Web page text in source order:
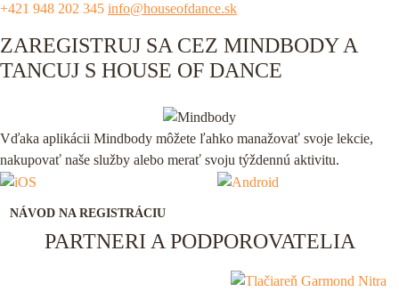
+421 948 202 345 info@houseofdance.sk
ZAREGISTRUJ SA CEZ MINDBODY A
TANCUJ S HOUSE OF DANCE
Vďaka aplikácii Mindbody môžete ľahko manažovať svoje lekcie,
nakupovať naše služby alebo merať svoju týždennú aktivitu.
NÁVOD NA REGISTRÁCIU
PARTNERI A PODPOROVATELIA